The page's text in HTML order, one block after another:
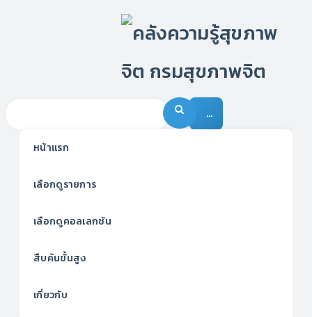
…
หน้าแรก
เลือกดูรายการ
เลือกดูคอลเลกชัน
สืบค้นขั้นสูง
เกี่ยวกับ